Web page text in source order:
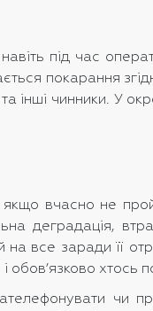
під час
покарання
та інші чинники.
вчасно не
деградація,
все заради її
обов’язково хтось
чи